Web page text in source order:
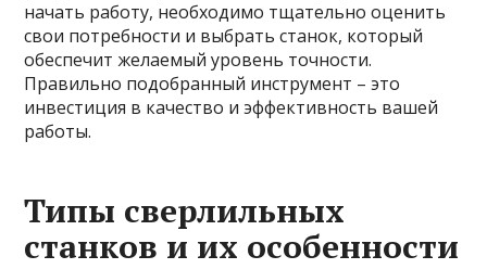
начать работу, необходимо тщательно оценить
свои потребности и выбрать станок, который
обеспечит желаемый уровень точности.
Правильно подобранный инструмент – это
инвестиция в качество и эффективность вашей
работы.
Типы сверлильных
станков и их особенности